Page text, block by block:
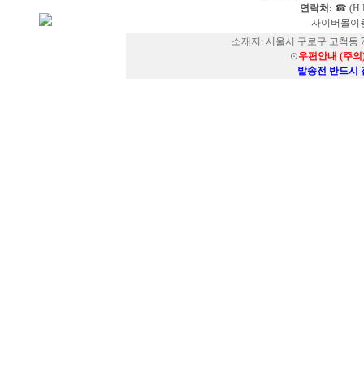
연락처: ☎
사이버몰이
소재지: 서울시 구로구 고척동
⊙우편안내 (주
발송전 반드시